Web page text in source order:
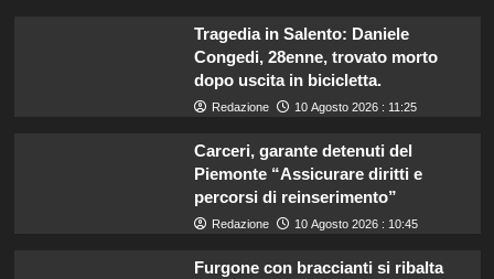
Chiara Ferragni incanta Formentera:
scatti esclusivi della sua vacanza da
Tragedia in Salento: Daniele
Congedi, 28enne, trovato morto
dopo uscita in bicicletta.
Redazione 10 Agosto 2026 : 11:25
Carceri, garante detenuti del
Piemonte “Assicurare diritti e
percorsi di reinserimento”
Redazione 10 Agosto 2026 : 10:45
Furgone con braccianti si ribalta